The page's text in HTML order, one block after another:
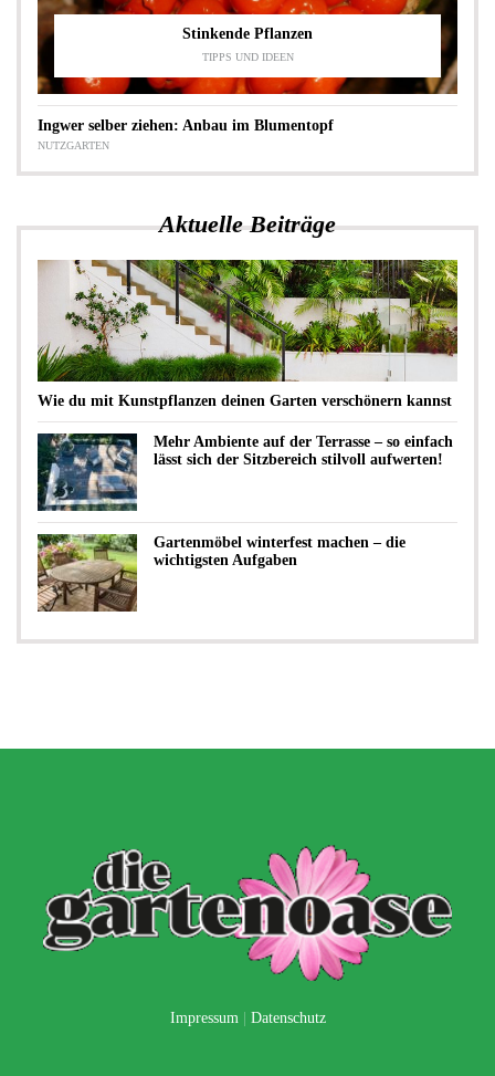
Stinkende Pflanzen
TIPPS UND IDEEN
Ingwer selber ziehen: Anbau im Blumentopf
NUTZGARTEN
Aktuelle Beiträge
Wie du mit Kunstpflanzen deinen Garten verschönern kannst
Mehr Ambiente auf der Terrasse – so einfach
lässt sich der Sitzbereich stilvoll aufwerten!
Gartenmöbel winterfest machen – die
wichtigsten Aufgaben
Impressum| Datenschutz